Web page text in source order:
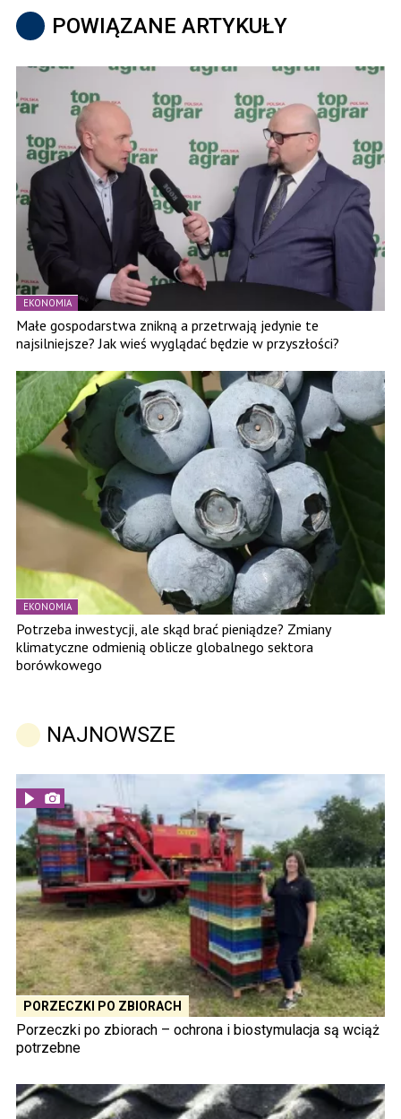
POWIĄZANE ARTYKUŁY
EKONOMIA
Małe gospodarstwa znikną a przetrwają jedynie te
najsilniejsze? Jak wieś wyglądać będzie w przyszłości?
EKONOMIA
Potrzeba inwestycji, ale skąd brać pieniądze? Zmiany
klimatyczne odmienią oblicze globalnego sektora
borówkowego
NAJNOWSZE
PORZECZKI PO ZBIORACH
Porzeczki po zbiorach – ochrona i biostymulacja są wciąż
potrzebne